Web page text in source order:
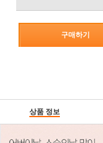
구매하기
상품 정보